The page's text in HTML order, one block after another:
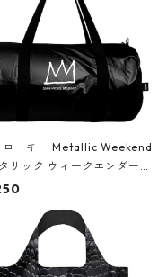
ローキー Metallic Weekend
リック ウィークエンダー
ンバッグ ショルダーバッグ
ジャン=ミッシェル・バスキ
ウン ブラック